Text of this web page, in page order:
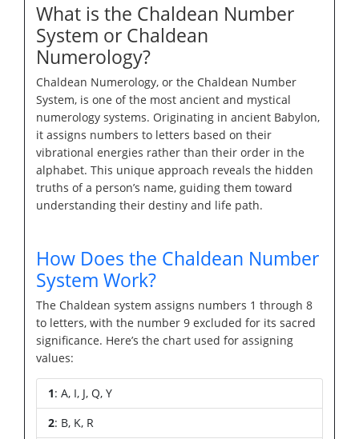
What is the Chaldean Number
System or Chaldean
Numerology?
Chaldean Numerology, or the Chaldean Number
System, is one of the most ancient and mystical
numerology systems. Originating in ancient Babylon,
it assigns numbers to letters based on their
vibrational energies rather than their order in the
alphabet. This unique approach reveals the hidden
truths of a person’s name, guiding them toward
understanding their destiny and life path.
How Does the Chaldean Number
System Work?
The Chaldean system assigns numbers 1 through 8
to letters, with the number 9 excluded for its sacred
significance. Here’s the chart used for assigning
values:
1: A, I, J, Q, Y
2: B, K, R